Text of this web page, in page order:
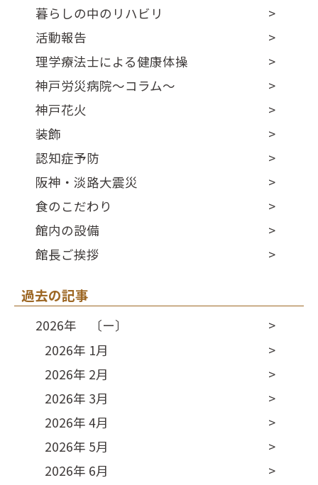
暮らしの中のリハビリ
活動報告
理学療法士による健康体操
神戸労災病院～コラム～
神戸花火
装飾
認知症予防
阪神・淡路大震災
食のこだわり
館内の設備
館長ご挨拶
過去の記事
2026年 〔ー〕
2026年 1月
2026年 2月
2026年 3月
2026年 4月
2026年 5月
2026年 6月